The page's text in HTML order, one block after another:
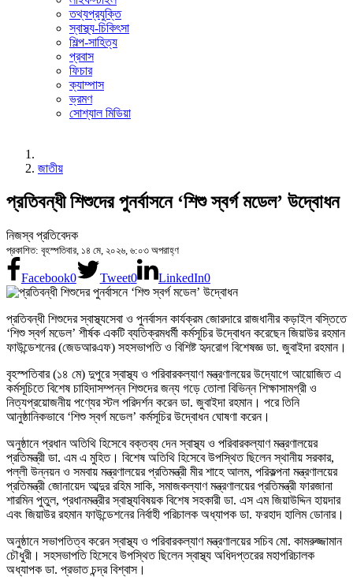
তথ্যপ্রযুক্তি
স্বাস্থ্য-চিকিৎসা
শিল্প-সাহিত্য
প্রবাস
ফিচার
ক্যাম্পাস
ভ্রমণ
সোশ্যাল মিডিয়া
জাতীয়
প্রতিবন্ধী শিশুদের পুনর্বাসনে ‘শিশু স্বর্গ মডেল’ উদ্বোধন
নিজস্ব প্রতিবেদক
প্রকাশিত: বৃহস্পতিবার, ১৪ মে, ২০২৬, ৬:০৩ অপরাহ্ণ
Facebook0 Tweet0 LinkedIn0
প্রতিবন্ধী শিশুদের স্বাস্থ্যসেবা ও পুনর্বাসন কার্যক্রম জোরদারে রাজধানীর কড়াইল বস্তিতে
‘শিশু স্বর্গ মডেল’ শীর্ষক একটি ব্যতিক্রমধর্মী কর্মসূচির উদ্বোধন করেছেন জিয়াউর রহমান
ফাউন্ডেশনের (জেডআরএফ) সহসভাপতি ও বিশিষ্ট হৃদরোগ বিশেষজ্ঞ ডা. জুবাইদা রহমান।
বৃহস্পতিবার (১৪ মে) দুপুরে স্বাস্থ্য ও পরিবারকল্যাণ মন্ত্রণালয়ের উদ্যোগে আয়োজিত এ
কর্মসূচিতে বিশেষ চাহিদাসম্পন্ন শিশুদের জন্য গড়ে তোলা বিভিন্ন শিক্ষাসামগ্রী ও
নিত্যপ্রয়োজনীয় পণ্যের স্টল পরিদর্শন করেন ডা. জুবাইদা রহমান। পরে তিনি
আনুষ্ঠানিকভাবে ‘শিশু স্বর্গ মডেল’ কর্মসূচির উদ্বোধন ঘোষণা করেন।
অনুষ্ঠানে প্রধান অতিথি হিসেবে বক্তব্য দেন স্বাস্থ্য ও পরিবারকল্যাণ মন্ত্রণালয়ের
প্রতিমন্ত্রী ডা. এম এ মুহিত। বিশেষ অতিথি হিসেবে উপস্থিত ছিলেন স্থানীয় সরকার,
পল্লী উন্নয়ন ও সমবায় মন্ত্রণালয়ের প্রতিমন্ত্রী মীর শাহে আলম, পরিকল্পনা মন্ত্রণালয়ের
প্রতিমন্ত্রী জোনায়েদ আব্দুর রহিম সাকি, সমাজকল্যাণ মন্ত্রণালয়ের প্রতিমন্ত্রী ফারজানা
শারমিন পুতুল, প্রধানমন্ত্রীর স্বাস্থ্যবিষয়ক বিশেষ সহকারী ডা. এস এম জিয়াউদ্দিন হায়দার
এবং জিয়াউর রহমান ফাউন্ডেশনের নির্বাহী পরিচালক অধ্যাপক ডা. ফরহাদ হালিম ডোনার।
অনুষ্ঠানে সভাপতিত্ব করেন স্বাস্থ্য ও পরিবারকল্যাণ মন্ত্রণালয়ের সচিব মো. কামরুজ্জামান
চৌধুরী। সহসভাপতি হিসেবে উপস্থিত ছিলেন স্বাস্থ্য অধিদপ্তরের মহাপরিচালক
অধ্যাপক ডা. প্রভাত চন্দ্র বিশ্বাস।